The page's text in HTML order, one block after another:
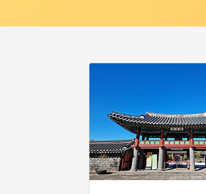
#전설 #조선시대 문신 #여성 독립운동
#한의학 #동화 #임시의